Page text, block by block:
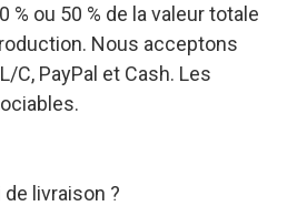
% ou 50 % de la valeur totale
Nous acceptons
C, PayPal et Cash. Les
de livraison ?